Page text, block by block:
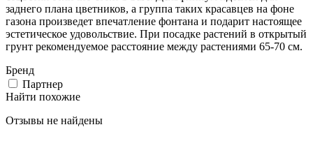
заднего плана цветников, а группа таких красавцев на фоне
газона произведет впечатление фонтана и подарит настоящее
эстетическое удовольствие. При посадке растений в открытый
грунт рекомендуемое расстояние между растениями 65-70 см.
Бренд
Партнер
Найти похожие
Отзывы не найдены